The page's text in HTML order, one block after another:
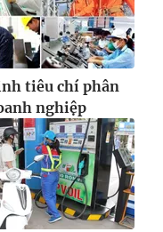
tiêu chí phân
nghiệp